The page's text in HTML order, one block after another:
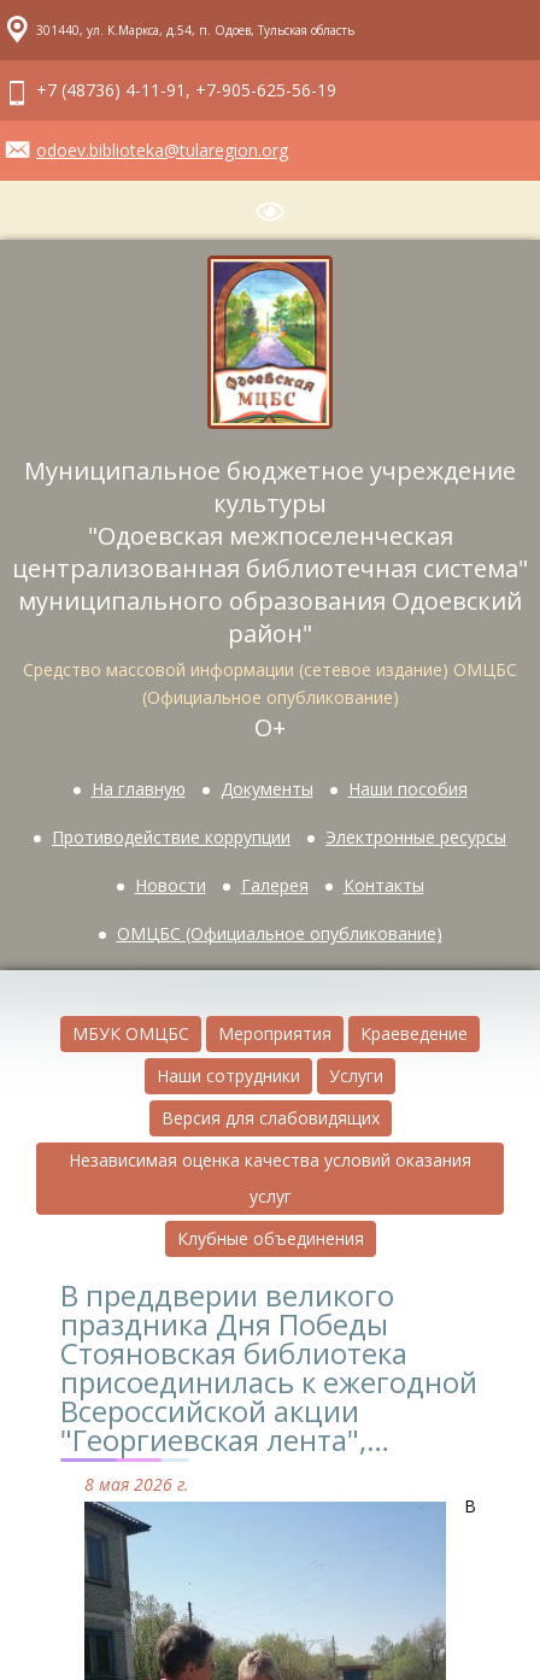
301440, ул. К.Маркса, д.54, п. Одоев, Тульская область
+7 (48736) 4-11-91, +7-905-625-56-19
odoev.biblioteka@tularegion.org
Муниципальное бюджетное учреждение
культуры
"Одоевская межпоселенческая
централизованная библиотечная система"
муниципального образования Одоевский
район"
Средство массовой информации (сетевое издание) ОМЦБС
(Официальное опубликование)
О+
На главную Документы Наши пособия
Противодействие коррупции Электронные ресурсы
Новости Галерея Контакты
ОМЦБС (Официальное опубликование)
МБУК ОМЦБС Мероприятия
Краеведение
Наши сотрудники
Услуги
Версия для слабовидящих
Независимая оценка качества условий оказания
услуг
Клубные объединения
В преддверии великого
праздника Дня Победы
Стояновская библиотека
присоединилась к ежегодной
Всероссийской акции
"Георгиевская лента",…
8 мая 2026 г.
В